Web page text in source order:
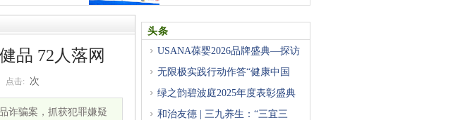
品 72人落网
点击: 次
诈骗案，抓获犯罪嫌疑
头条
USANA葆婴2026品牌盛典—探访
总裁
无限极实践行动作答“健康中国
绿之韵碧波庭2025年度表彰盛典
和治友德 | 三九养生：“三宜三